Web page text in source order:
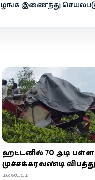
இணைந்து
ஹட்டனில் 70 அடி
முச்சக்கரவண்டி
காயம்
மலையகம்